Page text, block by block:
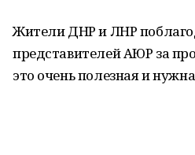
Жители ДНР и ЛНР
представителей АЮР за
это очень полезная и